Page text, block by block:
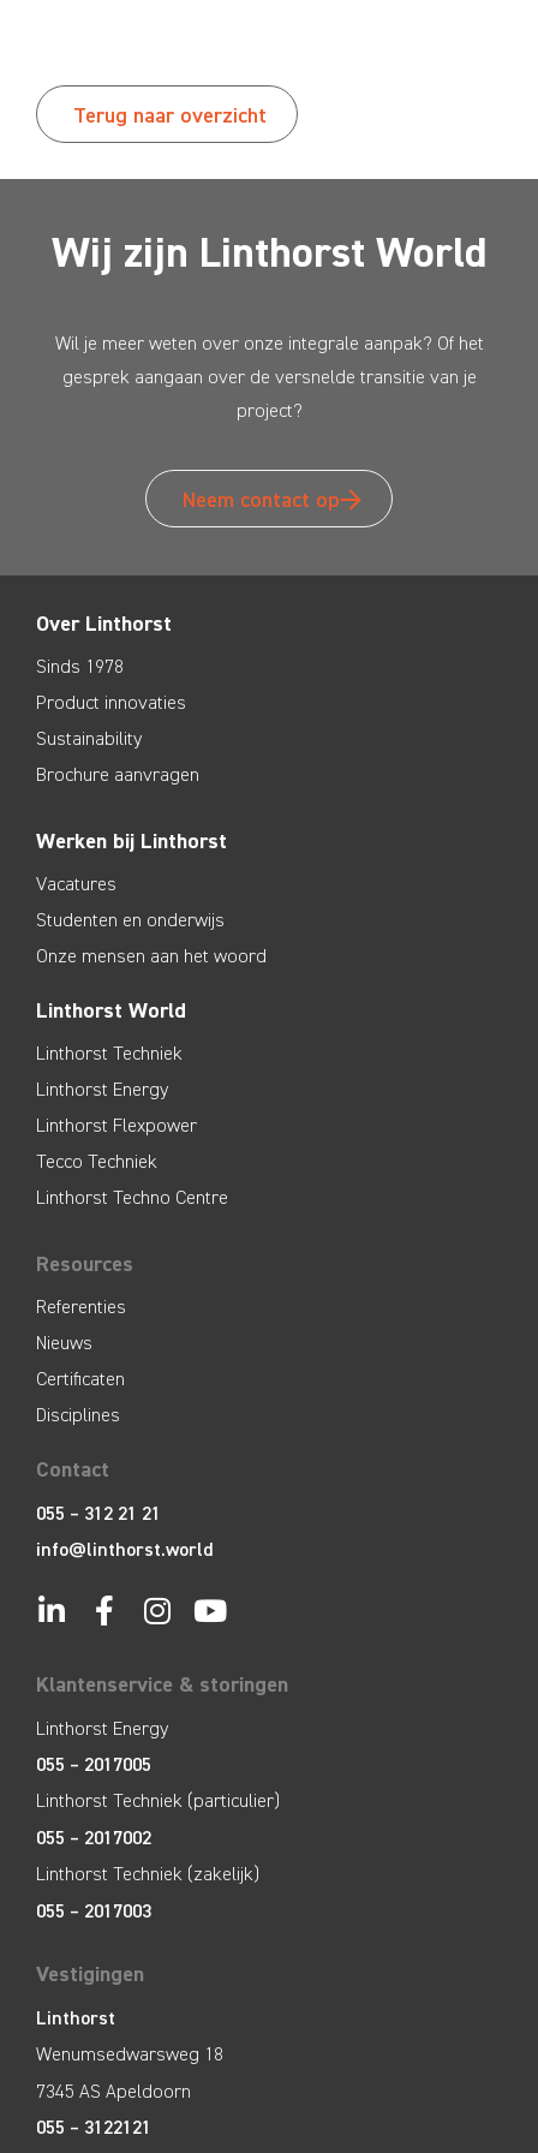
Terug naar overzicht
Wij zijn Linthorst World
Wil je meer weten over onze integrale aanpak? Of het
gesprek aangaan over de versnelde transitie van je
project?
Neem contact op
Over Linthorst
Sinds 1978
Product innovaties
Sustainability
Brochure aanvragen
Werken bij Linthorst
Vacatures
Studenten en onderwijs
Onze mensen aan het woord
Linthorst World
Linthorst Techniek
Linthorst Energy
Linthorst Flexpower
Tecco Techniek
Linthorst Techno Centre
Resources
Referenties
Nieuws
Certificaten
Disciplines
Contact
055 – 312 21 21
info@linthorst.world
Klantenservice & storingen
Linthorst Energy
055 – 2017005
Linthorst Techniek (particulier)
055 – 2017002
Linthorst Techniek (zakelijk)
055 – 2017003
Vestigingen
Linthorst
Wenumsedwarsweg 18
7345 AS Apeldoorn
055 – 3122121